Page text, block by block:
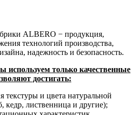
ALBERO − продукция,
технологий производства,
надежность и безопасность.
используем только качественные
достигать:
текстуры и цвета натуральной
кедр, лиственница и другие);